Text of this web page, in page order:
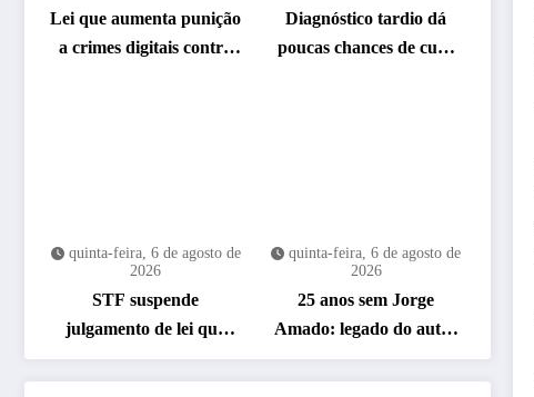
Lei que aumenta punição
a crimes digitais contra
Diagnóstico tardio dá
poucas chances de cura
quinta-feira, 6 de agosto de
2026
STF suspende
julgamento de lei que
proíbe jogos de azar
quinta-feira, 6 de agosto de
2026
25 anos sem Jorge
Amado: legado do autor
ganha celebração na
Flipelô